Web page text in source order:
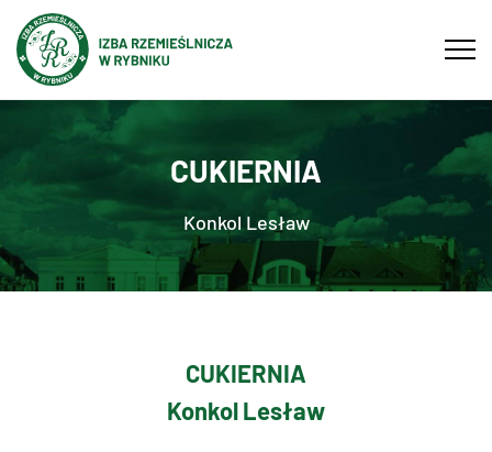
CUKIERNIA
Konkol Lesław
CUKIERNIA
Konkol Lesław